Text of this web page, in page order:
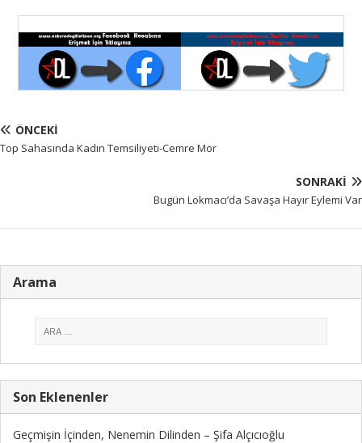
ÖNCEKI
Top Sahasında Kadın Temsiliyeti-Cemre Mor
SONRAKI
Bugün Lokmacı’da Savaşa Hayır Eylemi Var
Arama
Son Eklenenler
Geçmişin İçinden, Nenemin Dilinden – Şifa Alçıcıoğlu